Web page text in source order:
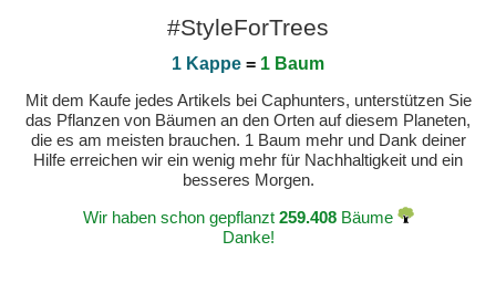
#StyleForTrees
1 Kappe = 1 Baum
Mit dem Kaufe jedes Artikels bei Caphunters, unterstützen Sie
das Pflanzen von Bäumen an den Orten auf diesem Planeten,
die es am meisten brauchen. 1 Baum mehr und Dank deiner
Hilfe erreichen wir ein wenig mehr für Nachhaltigkeit und ein
besseres Morgen.
Wir haben schon gepflanzt 259.408Bäume
Danke!